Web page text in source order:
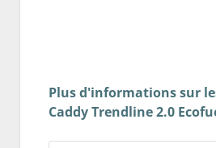
Plus d'informations sur
Caddy Trendline 2.0